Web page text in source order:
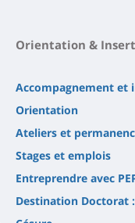
Orientation &
Accompagnement et
Orientation
Ateliers et
Stages et emplois
Entreprendre avec
Destination Doctorat